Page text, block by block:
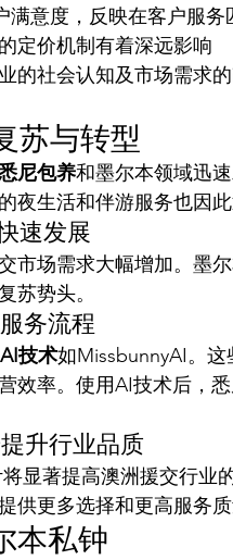
满意度，反映在客户服务
定价机制有着深远影响
的社会认知及市场需求
苏与转型
尼包养和墨尔本领域迅
生活和伴游服务也因此
速发展
市场需求大幅增加。墨
苏势头。
务流程
AI技术如MissbunnyAI。
效率。使用AI技术后，
升行业品质
显著提高澳洲援交行业
供更多选择和更高服务质
本私钟